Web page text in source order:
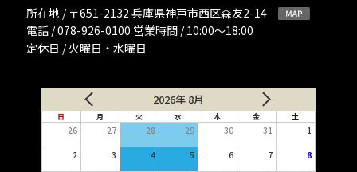
所在地 / 〒651-2132 兵庫県神戸市西区森友2-14
電話 / 078-926-0100 営業時間 / 10:00〜18:00
定休日 / 火曜日・水曜日
2026年 8月
日 月 火 水 木 金 土
26 27 28 29 30 31 1
2 3 4 5 6 7 8